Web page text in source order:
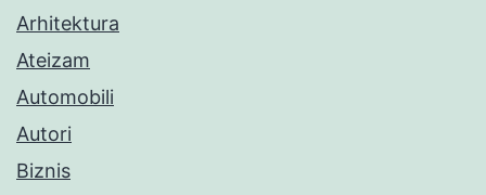
Arhitektura
Ateizam
Automobili
Autori
Biznis